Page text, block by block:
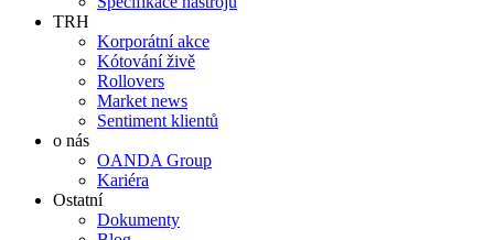
TRH
Korporátní akce
Kótování živě
Rollovers
Market news
Sentiment klientů
o nás
OANDA Group
Kariéra
Ostatní
Dokumenty